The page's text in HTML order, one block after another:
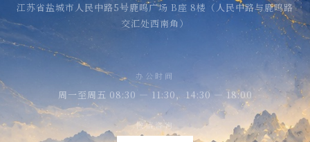
江苏省盐城市人民中路5号鹿鸣广场 B座 8楼（人民中路与鹿鸣路
交汇处西南角）
办公时间
周一至周五 08:30 — 11:30，14:30 — 18:00
微信咨询